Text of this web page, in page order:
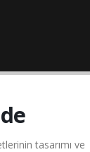
tasarımı ve